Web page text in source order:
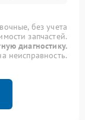
без учета
запчастей.
диагностику.
неисправность.